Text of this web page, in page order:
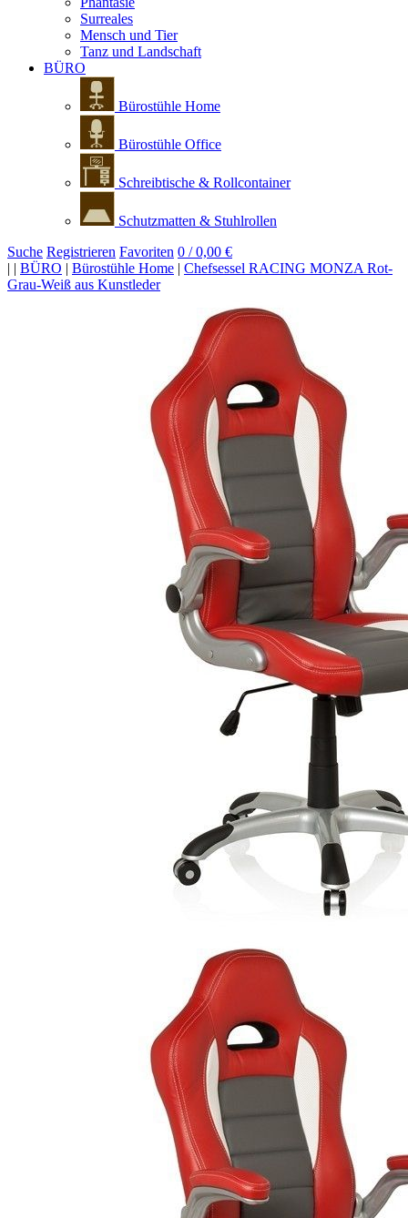
Surreales
Mensch und Tier
Tanz und Landschaft
BÜRO
Bürostühle Home
Bürostühle Office
Schreibtische & Rollcontainer
Schutzmatten & Stuhlrollen
Suche Registrieren Favoriten 0 / 0,00 €
| | BÜRO | Bürostühle Home | Chefsessel RACING MONZA Rot-
Grau-Weiß aus Kunstleder